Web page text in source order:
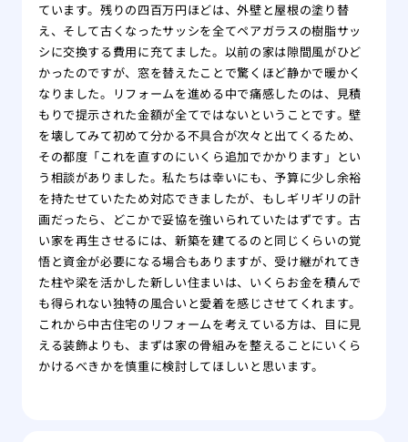
ています。残りの四百万円ほどは、外壁と屋根の塗り替
え、そして古くなったサッシを全てペアガラスの樹脂サッ
シに交換する費用に充てました。以前の家は隙間風がひど
かったのですが、窓を替えたことで驚くほど静かで暖かく
なりました。リフォームを進める中で痛感したのは、見積
もりで提示された金額が全てではないということです。壁
を壊してみて初めて分かる不具合が次々と出てくるため、
その都度「これを直すのにいくら追加でかかります」とい
う相談がありました。私たちは幸いにも、予算に少し余裕
を持たせていたため対応できましたが、もしギリギリの計
画だったら、どこかで妥協を強いられていたはずです。古
い家を再生させるには、新築を建てるのと同じくらいの覚
悟と資金が必要になる場合もありますが、受け継がれてき
た柱や梁を活かした新しい住まいは、いくらお金を積んで
も得られない独特の風合いと愛着を感じさせてくれます。
これから中古住宅のリフォームを考えている方は、目に見
える装飾よりも、まずは家の骨組みを整えることにいくら
かけるべきかを慎重に検討してほしいと思います。